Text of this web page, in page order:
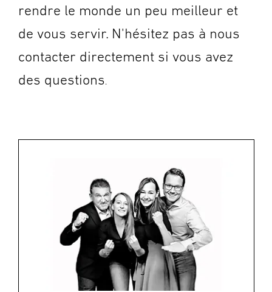
rendre le monde un peu meilleur et
de vous servir. N'hésitez pas à nous
contacter directement si vous avez
des questions.